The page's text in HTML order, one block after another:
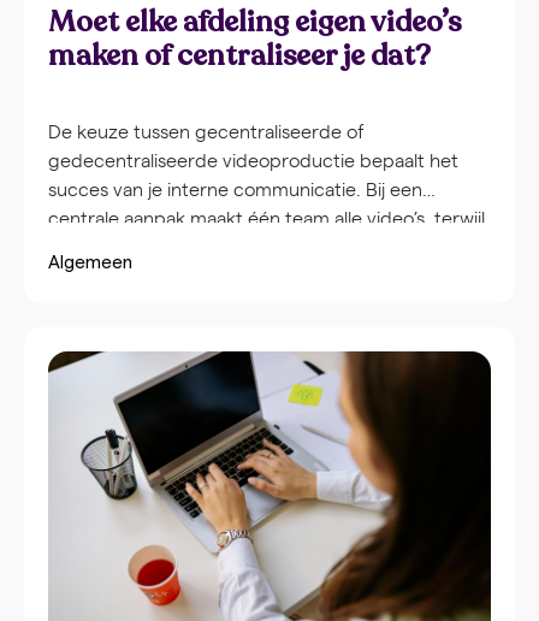
Moet elke afdeling eigen video’s
maken of centraliseer je dat?
De keuze tussen gecentraliseerde of
gedecentraliseerde videoproductie bepaalt het
succes van je interne communicatie. Bij een
centrale aanpak maakt één team alle video’s, terwijl
zelf content creëren. De juiste keuze hangt af van
combineert vaak het beste van beide werelden.
Video is uitgegroeid tot het belangrijkste
communicatiemiddel binnen organisaties.
Medewerkers kijken liever naar een korte video dan
dat ze lange e-mails lezen. De vraag of je
videoproductie centraliseert of juist verspreidt
over afdelingen, heeft directe impact op drie
cruciale gebieden: betrokkenheid van
medewerkers, merkconsistentie en operationele
Algemeen